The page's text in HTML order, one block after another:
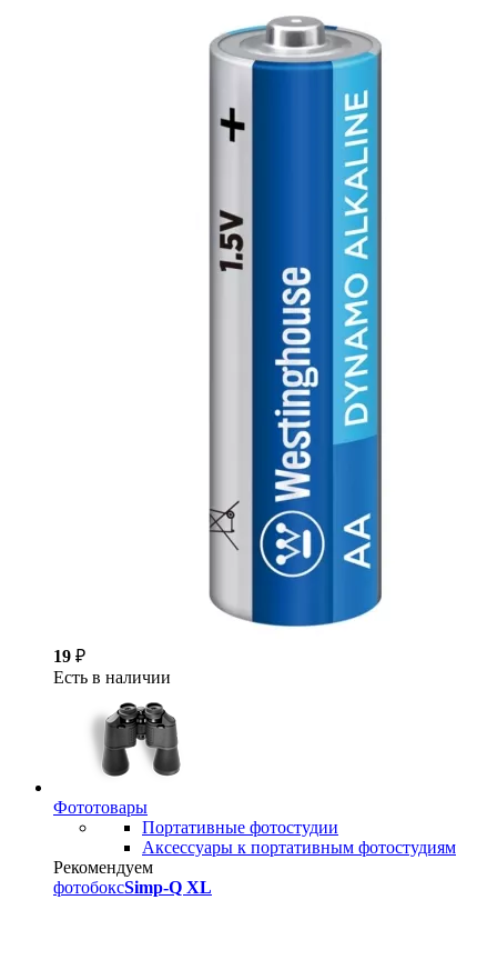
19 ₽
Есть в наличии
Фототовары
Портативные фотостудии
Аксессуары к портативным фотостудиям
Рекомендуем
фотобоксSimp-Q XL